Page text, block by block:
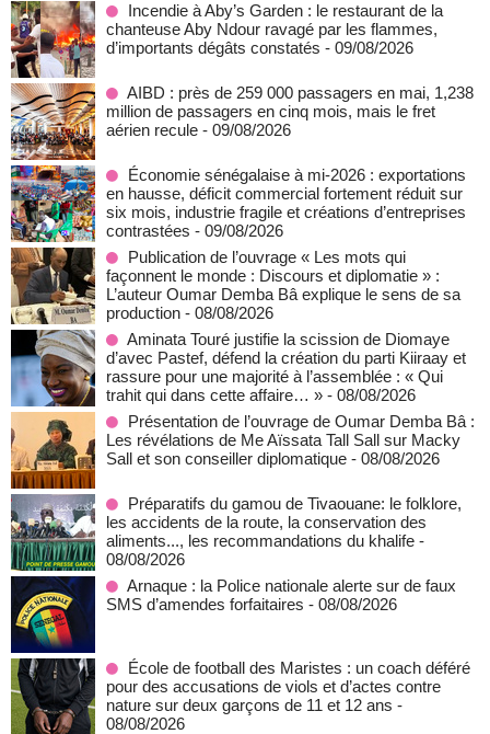
Incendie à Aby’s Garden : le restaurant de la
chanteuse Aby Ndour ravagé par les flammes,
d’importants dégâts constatés - 09/08/2026
AIBD : près de 259 000 passagers en mai, 1,238
million de passagers en cinq mois, mais le fret
aérien recule - 09/08/2026
Économie sénégalaise à mi-2026 : exportations
en hausse, déficit commercial fortement réduit sur
six mois, industrie fragile et créations d’entreprises
contrastées - 09/08/2026
Publication de l’ouvrage « Les mots qui
façonnent le monde : Discours et diplomatie » :
L’auteur Oumar Demba Bâ explique le sens de sa
production - 08/08/2026
Aminata Touré justifie la scission de Diomaye
d’avec Pastef, défend la création du parti Kiiraay et
rassure pour une majorité à l’assemblée : « Qui
trahit qui dans cette affaire… » - 08/08/2026
Présentation de l’ouvrage de Oumar Demba Bâ :
Les révélations de Me Aïssata Tall Sall sur Macky
Sall et son conseiller diplomatique - 08/08/2026
Préparatifs du gamou de Tivaouane: le folklore,
les accidents de la route, la conservation des
aliments..., les recommandations du khalife -
08/08/2026
Arnaque : la Police nationale alerte sur de faux
SMS d’amendes forfaitaires - 08/08/2026
École de football des Maristes : un coach déféré
pour des accusations de viols et d’actes contre
nature sur deux garçons de 11 et 12 ans -
08/08/2026